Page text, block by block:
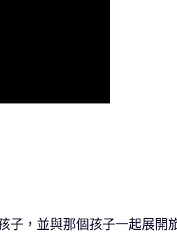
子，並與那個孩子一起展開